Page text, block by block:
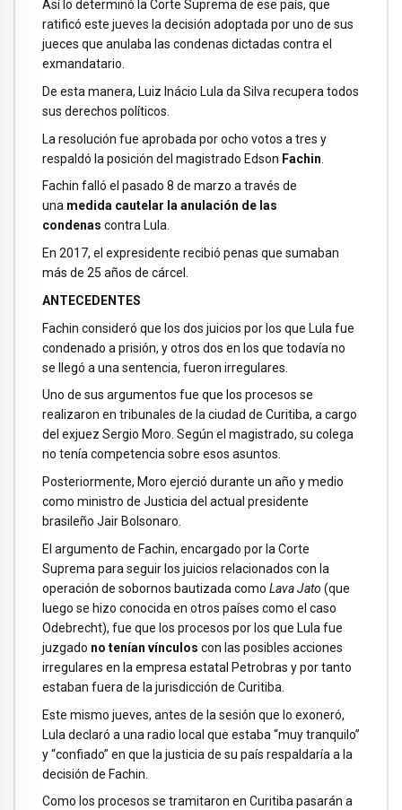
Así lo determinó la Corte Suprema de ese país, que
ratificó este jueves la decisión adoptada por uno de sus
jueces que anulaba las condenas dictadas contra el
exmandatario.
De esta manera, Luiz Inácio Lula da Silva recupera todos
sus derechos políticos.
La resolución fue aprobada por ocho votos a tres y
respaldó la posición del magistrado Edson Fachin
Fachin falló el pasado 8 de marzo a través de
una medida cautelar la anulación de las
condenas contra Lula.
En 2017, el expresidente recibió penas que sumaban
más de 25 años de cárcel.
ANTECEDENTES
Fachin consideró que los dos juicios por los que Lula fue
condenado a prisión, y otros dos en los que todavía no
se llegó a una sentencia, fueron irregulares.
Uno de sus argumentos fue que los procesos se
realizaron en tribunales de la ciudad de Curitiba, a cargo
del exjuez Sergio Moro. Según el magistrado, su colega
no tenía competencia sobre esos asuntos.
Posteriormente, Moro ejerció durante un año y medio
como ministro de Justicia del actual presidente
brasileño Jair Bolsonaro.
El argumento de Fachin, encargado por la Corte
Suprema para seguir los juicios relacionados con la
operación de sobornos bautizada como Lava Jato (que
luego se hizo conocida en otros países como el caso
Odebrecht), fue que los procesos por los que Lula fue
juzgado no tenían vínculos con las posibles acciones
irregulares en la empresa estatal Petrobras y por tanto
estaban fuera de la jurisdicción de Curitiba.
Este mismo jueves, antes de la sesión que lo exoneró,
Lula declaró a una radio local que estaba “muy tranquilo”
y “confiado” en que la justicia de su país respaldaría a la
decisión de Fachin.
Como los procesos se tramitaron en Curitiba pasarán a